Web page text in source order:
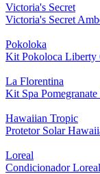
Victoria's Secret
Victoria's Secret
Pokoloka
Kit Pokoloca Liberty
La Florentina
Kit Spa
Hawaiian Tropic
Protetor Solar
Loreal
Condicionador